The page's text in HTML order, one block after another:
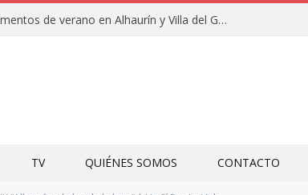
Clausuras de los campamentos de verano en Alhaurín y Villa del Guadalhorce 2026
TV QUIÉNES SOMOS CONTACTO